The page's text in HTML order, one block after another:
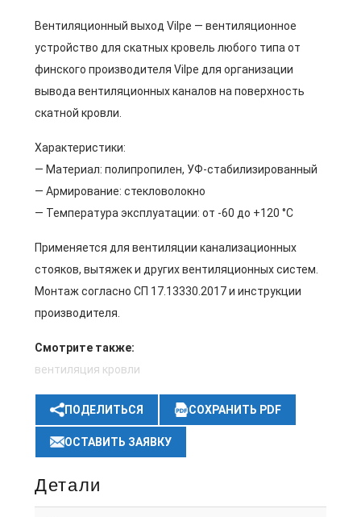
Вентиляционный выход Vilpe — вентиляционное
устройство для скатных кровель любого типа от
финского производителя Vilpe для организации
вывода вентиляционных каналов на поверхность
скатной кровли.
Характеристики:
— Материал: полипропилен, УФ-стабилизированный
— Армирование: стекловолокно
— Температура эксплуатации: от -60 до +120 °C
Применяется для вентиляции канализационных
стояков, вытяжек и других вентиляционных систем.
Монтаж согласно СП 17.13330.2017 и инструкции
производителя.
Смотрите также:
вентиляция кровли
ПОДЕЛИТЬСЯ СОХРАНИТЬ PDF
ОСТАВИТЬ ЗАЯВКУ
Детали